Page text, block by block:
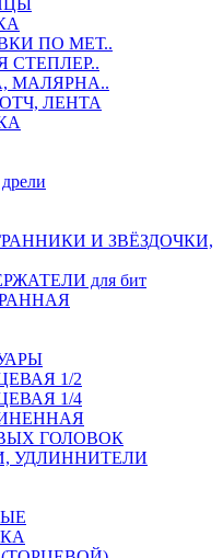
ПО МЕТ..
СТЕПЛЕР..
МАЛЯРНА..
ЛЕНТА
И ЗВЁЗДОЧКИ,
для бит
1/2
1/4
ГОЛОВОК
УДЛИННИТЕЛИ